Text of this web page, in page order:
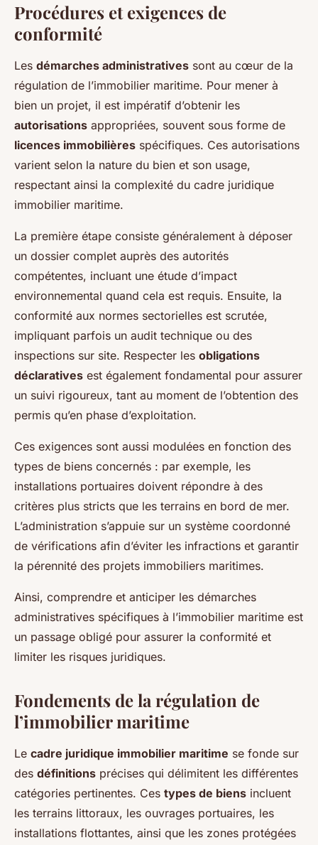
Procédures et exigences de
conformité
Les démarches administratives sont au cœur de la
régulation de l’immobilier maritime. Pour mener à
bien un projet, il est impératif d’obtenir les
autorisations appropriées, souvent sous forme de
licences immobilières spécifiques. Ces autorisations
varient selon la nature du bien et son usage,
respectant ainsi la complexité du cadre juridique
immobilier maritime.
La première étape consiste généralement à déposer
un dossier complet auprès des autorités
compétentes, incluant une étude d’impact
environnemental quand cela est requis. Ensuite, la
conformité aux normes sectorielles est scrutée,
impliquant parfois un audit technique ou des
inspections sur site. Respecter les obligations
déclaratives est également fondamental pour assurer
un suivi rigoureux, tant au moment de l’obtention des
permis qu’en phase d’exploitation.
Ces exigences sont aussi modulées en fonction des
types de biens concernés : par exemple, les
installations portuaires doivent répondre à des
critères plus stricts que les terrains en bord de mer.
L’administration s’appuie sur un système coordonné
de vérifications afin d’éviter les infractions et garantir
la pérennité des projets immobiliers maritimes.
Ainsi, comprendre et anticiper les démarches
administratives spécifiques à l’immobilier maritime est
un passage obligé pour assurer la conformité et
limiter les risques juridiques.
Fondements de la régulation de
l’immobilier maritime
Le cadre juridique immobilier maritime se fonde sur
des définitions précises qui délimitent les différentes
catégories pertinentes. Ces types de biens incluent
les terrains littoraux, les ouvrages portuaires, les
installations flottantes, ainsi que les zones protégées